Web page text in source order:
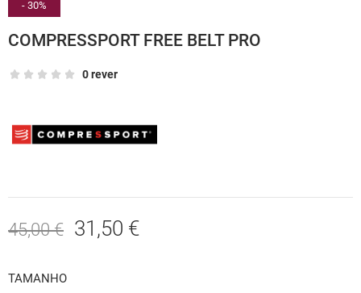
- 30%
COMPRESSPORT FREE BELT PRO
0 rever
45,00 € 31,50 €
TAMANHO